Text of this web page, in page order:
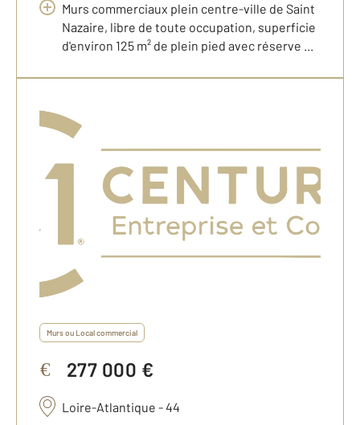
Murs commerciaux plein centre-ville de Saint
Nazaire, libre de toute occupation, superficie
d'environ 125 m² de plein pied avec réserve ...
Murs ou Local commercial
€ 277 000 €
Loire-Atlantique - 44